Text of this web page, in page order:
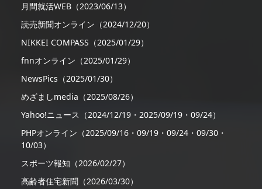
月間就活WEB（2023/06/13）
読売新聞オンライン（2024/12/20）
NIKKEI COMPASS（2025/01/29）
fnnオンライン（2025/01/29）
NewsPics（2025/01/30）
めざましmedia（2025/08/26）
Yahoo!ニュース（2024/12/19・2025/09/19・09/24）
PHPオンライン（2025/09/16・09/19・09/24・09/30・
10/03）
スポーツ報知（2026/02/27）
高齢者住宅新聞（2026/03/30）